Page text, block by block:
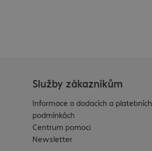
Služby zákazníkům
Informace o dodacích a platebních
podmínkách
Centrum pomoci
Newsletter